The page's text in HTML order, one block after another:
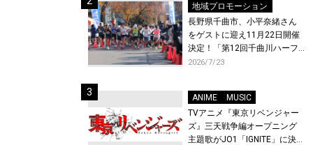
地域プロモーション
長野県千曲市、小平奈緒さん
をゲストに迎え11月22日開催
決定！「第12回千曲川ハーフ
マラソン」エントリー受付開
2026/7/23
ANIME
MUSIC
TVアニメ『東京リベンジャー
ズ』三天戦争編オープニング
主題歌がJO1「IGNITE」に決